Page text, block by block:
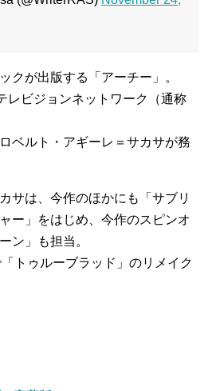
クが出版する「アーチー」。
レビジョンネットワーク（通称
ベルト・アギーレ＝サカサが務
サは、今作のほかにも「サブリ
ー」をはじめ、今作のスピンオ
ン」も担当。
トゥルーブラッド」のリメイク